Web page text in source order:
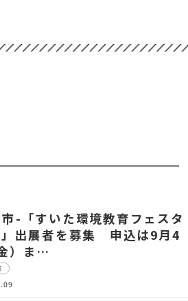
-「すいた環境教育フェスタ
出展者を募集 申込は9月4
）ま…